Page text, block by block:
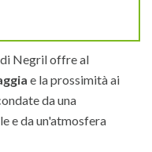
Negril offre al
e la prossimità ai
da una
e da un'atmosfera